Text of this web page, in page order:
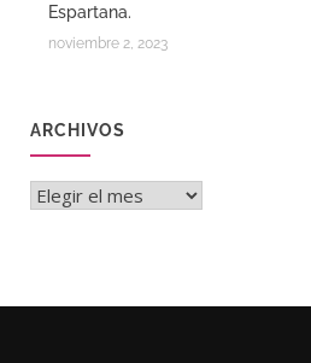
Espartana.
noviembre 2, 2023
ARCHIVOS
Archivos